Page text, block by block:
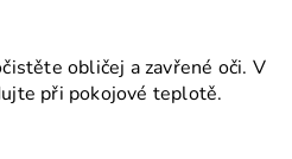
obličej a zavřené oči. V
při pokojové teplotě.